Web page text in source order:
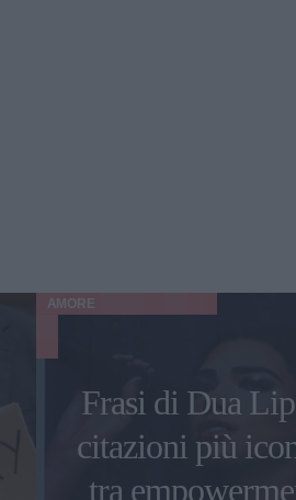
AMORE
Frasi di Dua
citazioni più
tra